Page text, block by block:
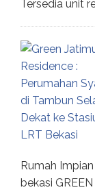
Tersedia unit
Rumah
bekasi